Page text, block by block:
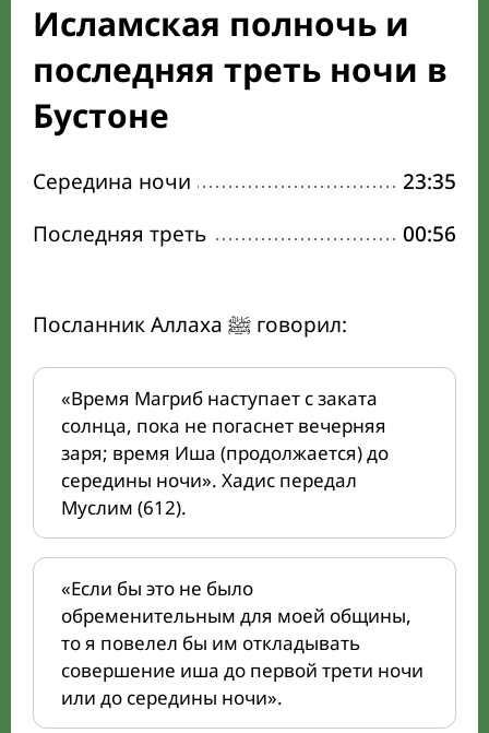
Исламская полночь и
последняя треть ночи в
Бустоне
Середина ночи
23:35
Последняя треть
00:56
Посланник Аллаха ﷺ говорил:
«Время Магриб наступает с заката
солнца, пока не погаснет вечерняя
заря; время Иша (продолжается) до
середины ночи». Хадис передал
Муслим (612).
«Если бы это не было
обременительным для моей общины,
то я повелел бы им откладывать
совершение иша до первой трети ночи
или до середины ночи».